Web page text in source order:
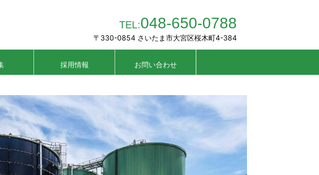
TEL:048-650-0788
〒330-0854 さいたま市大宮区桜木町4-384
採用情報 お問い合わせ